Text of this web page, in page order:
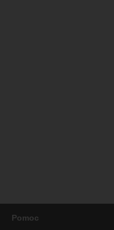
Pomoc